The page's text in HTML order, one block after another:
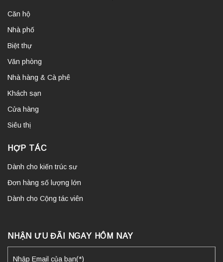
Căn hộ
Nhà phố
Biệt thự
Văn phòng
Nhà hàng & Cà phê
Khách sạn
Cửa hàng
Siêu thị
HỢP TÁC
Dành cho kiến trúc sư
Đơn hàng số lượng lớn
Dành cho Cộng tác viên
NHẬN ƯU ĐÃI NGAY HÔM NAY